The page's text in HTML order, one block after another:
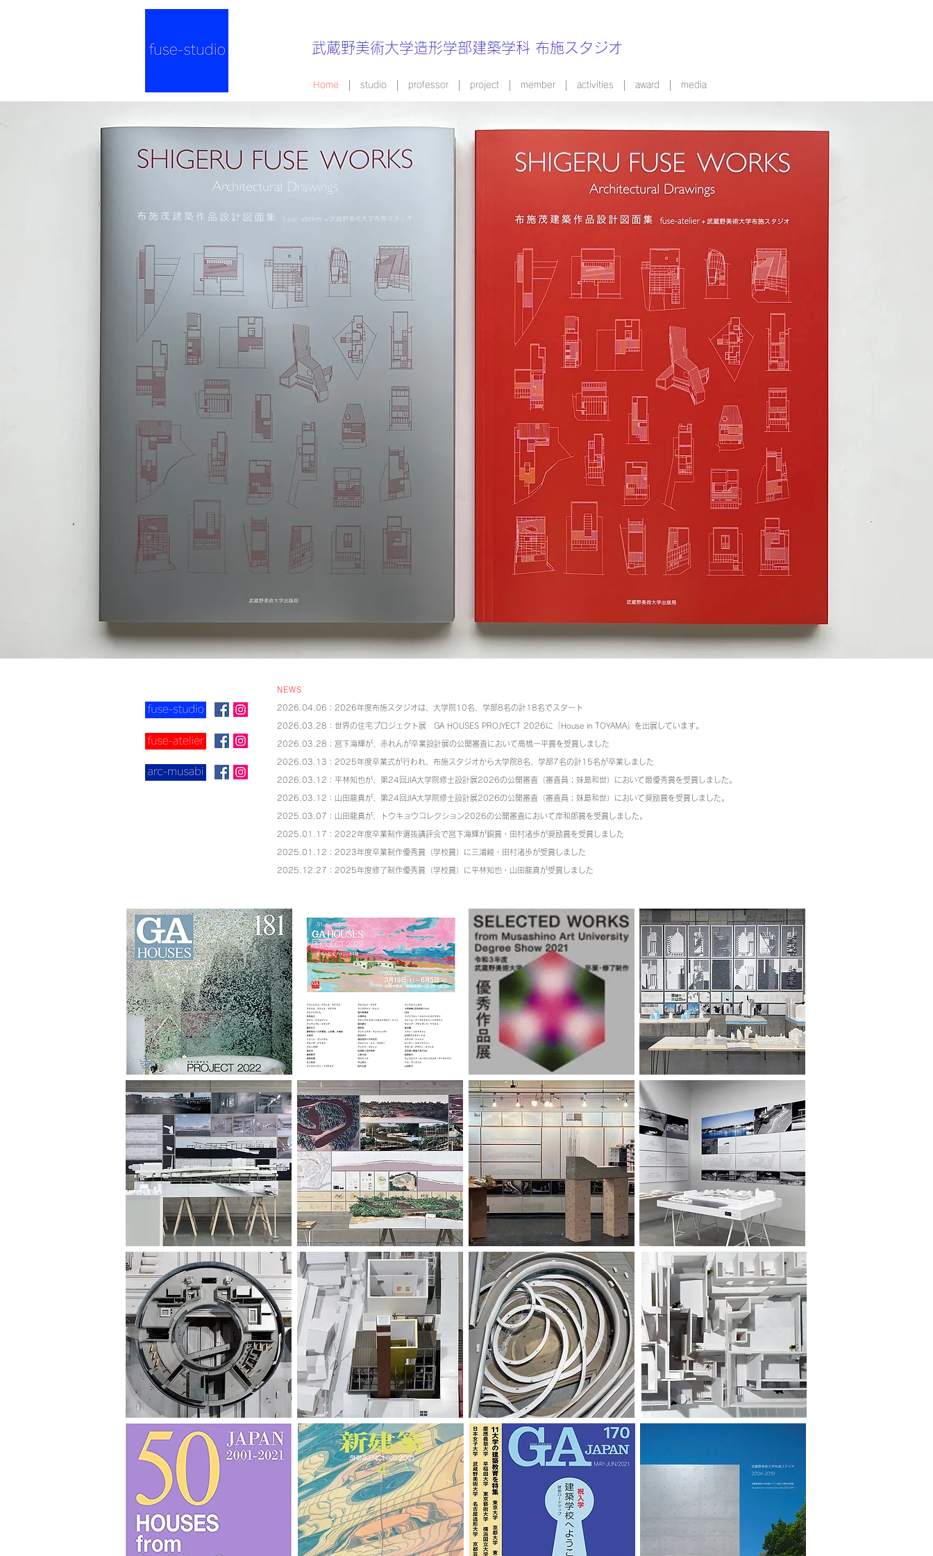
武蔵野美術大学造形学部建築学科 布施スタジオ
Home studio professor project member activities award media
NEWS
2026.04.06：2026年度布施スタジオは、大学院10名、学部8名の計18名でスタート
2026.03.28：世界の住宅プロジェクト展 GA HOUSES PROJYECT 2026に「House in TOYAMA」を出展しています。
2026.03.28：宮下海輝が、赤れんが卒業設計展の公開審査において高橋一平賞を受賞 しました
2026.03.13：2025年度卒業式が行われ、布施スタジオから大学院8名、学部7名の計15名が卒業しました
2026.03.12：平林知也が、第24回JIA大学院修士設計展2026の公開審査（審査員；妹島和世）において最優秀賞を受賞しました。
2026.03.12：山田龍真が、第24回JIA大学院修士設計展2026の公開審査（審査員；妹島和世）において奨励賞を受賞しました。
2025.03.07：山田龍真が、トウキョウコレクション2026の公開審査において岸和郎賞を受賞しました。
2025.01.17：2022年度卒業制作選抜講評会で宮下海輝が銅賞・ 田村渚歩が奨励賞を受賞しました
2025.01.12：2023年度卒業制作優秀賞（学校賞）に三浦峻 ・田村渚歩が受賞しました
2025.12.27：2025年度修了制作優秀賞（学校賞）に平林知也・山田龍真が受賞しました